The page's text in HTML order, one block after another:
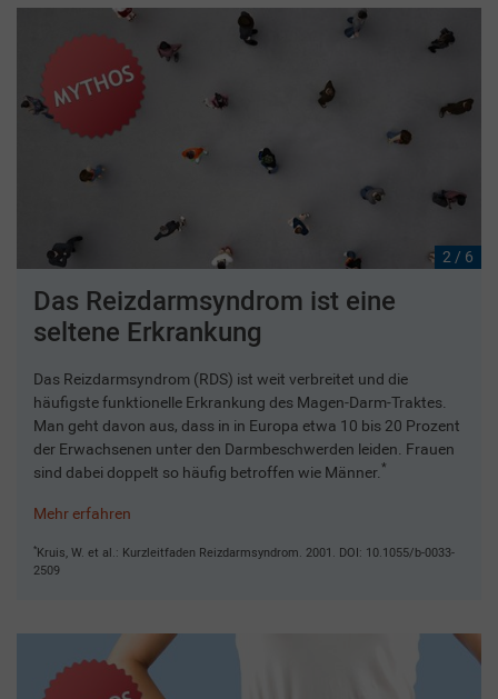
2 / 6
Das Reizdarmsyndrom ist eine
seltene Erkrankung
Das Reizdarmsyndrom (RDS) ist weit verbreitet und die
häufigste funktionelle Erkrankung des Magen-Darm-Traktes.
Man geht davon aus, dass in in Europa etwa 10 bis 20 Prozent
der Erwachsenen unter den Darmbeschwerden leiden. Frauen
sind dabei doppelt so häufig betroffen wie Männer. *
Mehr erfahren
*Kruis, W. et al.: Kurzleitfaden Reizdarmsyndrom. 2001. DOI: 10.1055/b-0033-
2509